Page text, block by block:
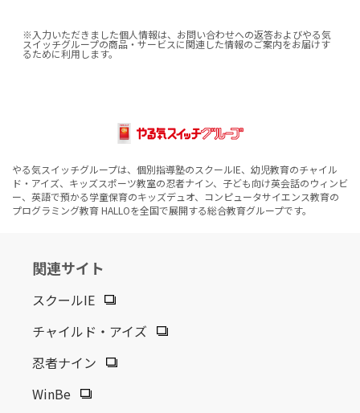
※入力いただきました個人情報は、お問い合わせへの返答およびやる気
スイッチグループの商品・サービスに関連した情報のご案内をお届けす
るために利用します。
やる気スイッチグループは、個別指導塾のスクールIE、幼児教育のチャイル
ド・アイズ、キッズスポーツ教室の忍者ナイン、子ども向け英会話のウィンビ
ー、英語で預かる学童保育のキッズデュオ、コンピュータサイエンス教育の
プログラミング教育 HALLOを全国で展開する総合教育グループです。
関連サイト
スクールIE
チャイルド・アイズ
忍者ナイン
WinBe